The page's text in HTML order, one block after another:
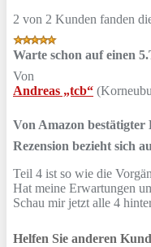
2 von 2 Kunden fanden
Warte schon auf einen
Von
Andreas „tcb“
Von Amazon bestätigter
Rezension bezieht sich
Teil 4 ist so wie die
Hat meine Erwartungen
Schau mir jetzt alle 4
Helfen Sie anderen